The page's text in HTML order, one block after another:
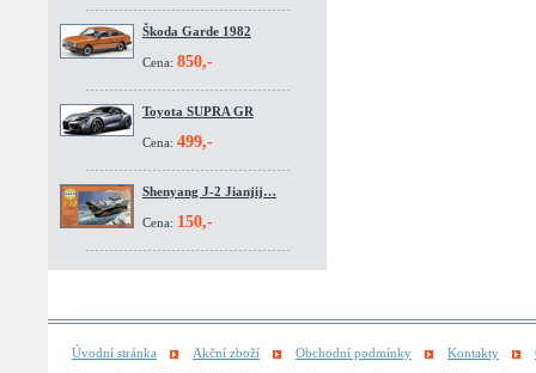
Škoda Garde 1982
Cena: 850,-
Toyota SUPRA GR
Cena: 499,-
Shenyang J-2 Jianjij…
Cena: 150,-
Úvodní stránka Akční zboží Obchodní podmínky Kontakty